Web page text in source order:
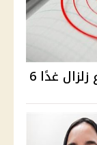
البحوث الفلكية تحسم مزاعم وقوع زلزال غدًا 6